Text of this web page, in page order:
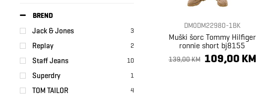
BREND
Jack & Jones 3
Replay 2
Staff Jeans 10
Superdry 1
TOM TAILOR 4
DM0DM22980-1BK
Muški šorc Tommy Hilfiger
ronnie short bj8155
139,00 KM 109,00 KM